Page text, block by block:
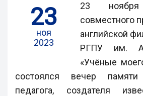
23
ноя
2023
23
совместного
английской
РГПУ им.
«Учёные
состоялся вечер
педагога, создателя